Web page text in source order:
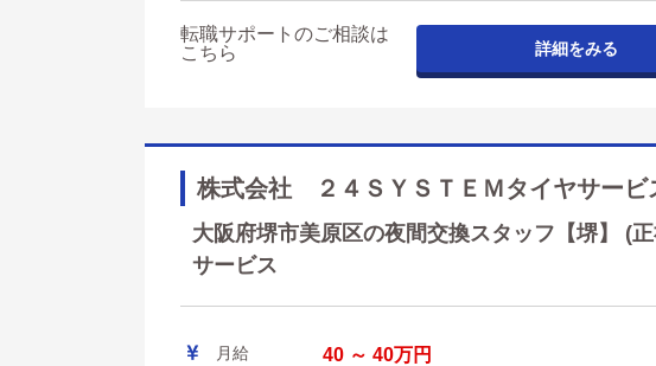
転職サポートのご相談は
こちら
詳細をみる
株式会社 ２４ＳＹＳＴＥＭタイヤサービ
大阪府堺市美原区の夜間交換スタッフ【堺】 (
サービス
月給 40 ～ 40万円